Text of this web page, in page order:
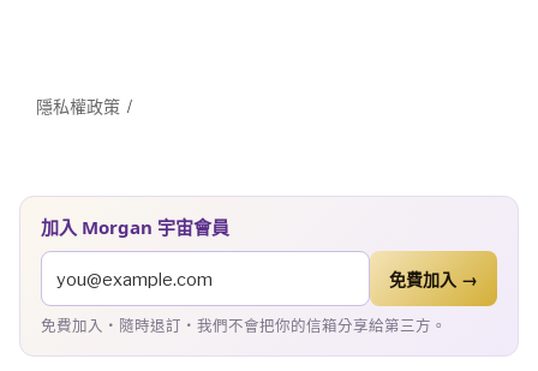
隱私權政策
加入 Morgan 宇宙會員
免費加入 →
免費加入・隨時退訂・我們不會把你的信箱分享給第三方。